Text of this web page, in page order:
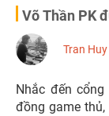
Võ Thần PK
Tran Huy
Nhắc đến
đồng game